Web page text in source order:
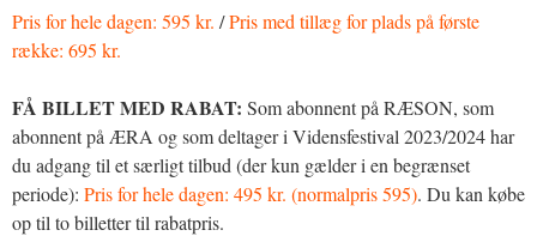
Pris for hele dagen: 595 kr. /Pris med tillæg for plads på første
række: 695 kr.
FÅ BILLET MED RABAT: Som abonnent på RÆSON, som
abonnent på ÆRA og som deltager i Vidensfestival 2023/2024 har
du adgang til et særligt tilbud (der kun gælder i en begrænset
periode): Pris for hele dagen: 495 kr. (normalpris 595). Du kan købe
op til to billetter til rabatpris.